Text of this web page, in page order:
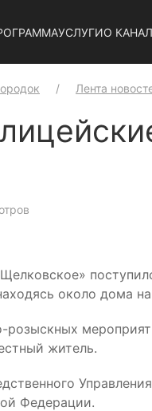
УСЛУГИО
Лента
около дома
розыскных
житель.
Федерации.